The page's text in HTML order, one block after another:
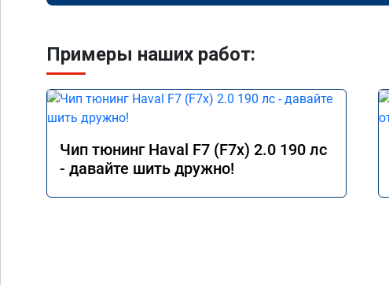
Примеры наших работ:
Чип тюнинг Haval F7 (F7x) 2.0 190 лс
- давайте шить дружно!